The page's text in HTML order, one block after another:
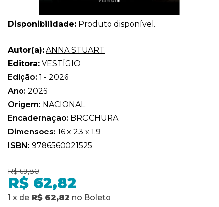
Disponibilidade: Produto disponível.
Autor(a): ANNA STUART
Editora: VESTÍGIO
Edição: 1 - 2026
Ano: 2026
Origem: NACIONAL
Encadernação: BROCHURA
Dimensões: 16 x 23 x 1.9
ISBN: 9786560021525
R$ 69,80
R$ 62,82
1 x de R$ 62,82 no Boleto